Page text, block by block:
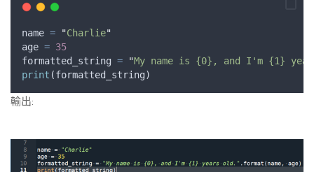
name = "Charlie"
age = 35
formatted_string = "My name is {0}, and I'm {1}
print (formatted_string)
輸出: